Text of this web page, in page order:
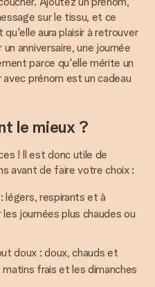
sur le tissu, et ce
aura plaisir à retrouver
anniversaire, une journée
parce qu'elle mérite un
prénom est un cadeau
le mieux ?
! Il est donc utile de
avant de faire votre choix :
légers, respirants et à
journées plus chaudes ou
doux : doux, chauds et
frais et les dimanches